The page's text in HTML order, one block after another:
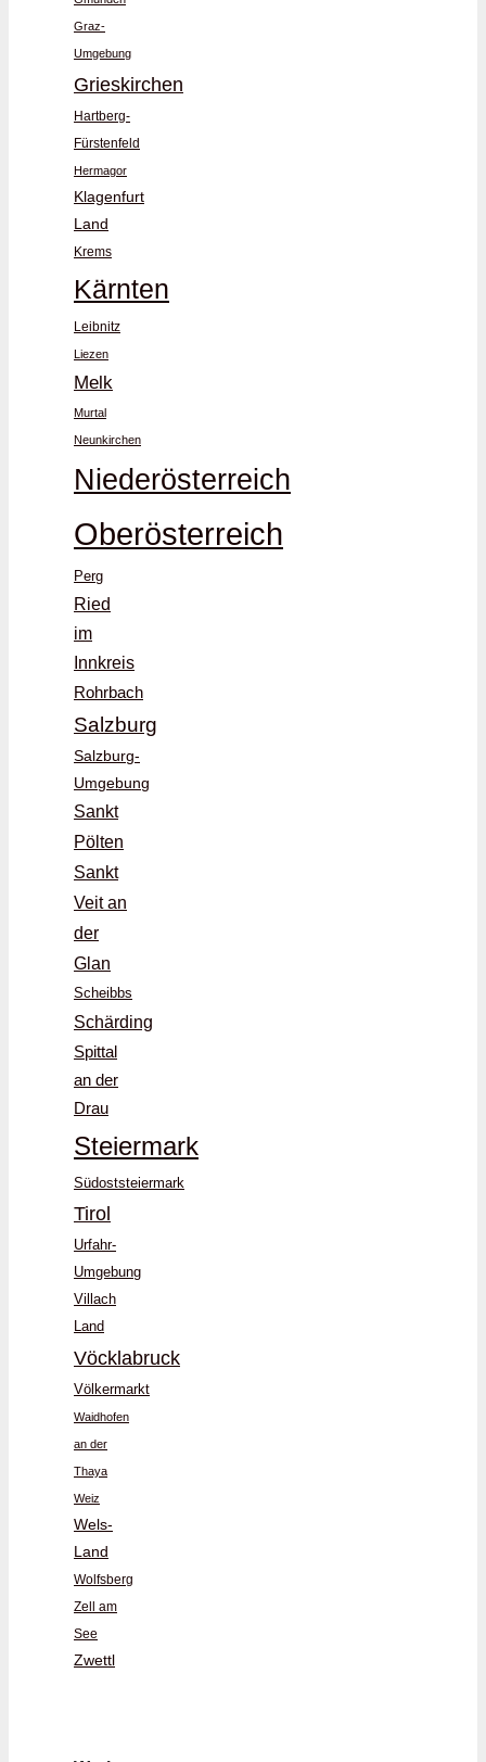
Graz-
Umgebung
Grieskirchen
Hartberg-
Fürstenfeld
Hermagor
Klagenfurt
Land
Krems
Kärnten
Leibnitz
Liezen
Melk
Murtal
Neunkirchen
Niederösterreich
Oberösterreich
Perg
Ried
im
Innkreis
Rohrbach
Salzburg
Salzburg-
Umgebung
Sankt
Pölten
Sankt
Veit an
der
Glan
Scheibbs
Schärding
Spittal
an der
Drau
Steiermark
Südoststeiermark
Tirol
Urfahr-
Umgebung
Villach
Land
Vöcklabruck
Völkermarkt
Waidhofen
an der
Thaya
Weiz
Wels-
Land
Wolfsberg
Zell am
See
Zwettl